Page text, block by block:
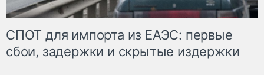
СПОТ для импорта из ЕАЭС: первые
сбои, задержки и скрытые издержки